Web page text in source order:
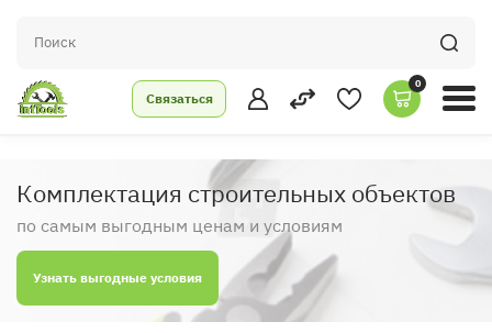
Связаться
0
Комплектация строительных объектов
по самым выгодным ценам и условиям
Узнать выгодные условия